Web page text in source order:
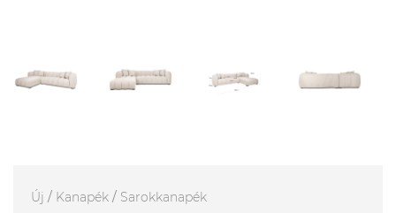
Új / Kanapék / Sarokkanapék